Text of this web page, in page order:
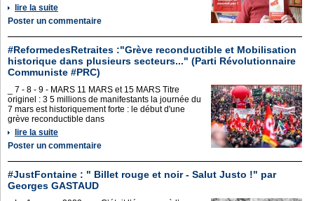
lire la suite
Poster un commentaire
#ReformedesRetraites :"Grève reconductible et Mobilisation
historique dans plusieurs secteurs..." (Parti Révolutionnaire
Communiste #PRC)
_ 7 - 8 - 9 - MARS 11 MARS et 15 MARS Titre
originel : 3 5 millions de manifestants la journée du
7 mars est historiquement forte : le début d'une
grève reconductible dans
lire la suite
Poster un commentaire
#JustFontaine : " Billet rouge et noir - Salut Justo !" par
Georges GASTAUD